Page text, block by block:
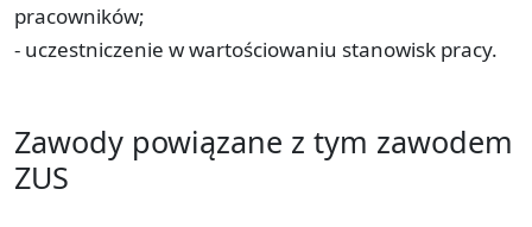
pracowników;
- uczestniczenie w wartościowaniu stanowisk pracy.
Zawody powiązane z tym zawodem
ZUS